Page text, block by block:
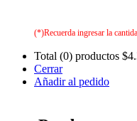
(*)Recuerda ingresar la
Total (0) productos
Cerrar
Añadir al pedido